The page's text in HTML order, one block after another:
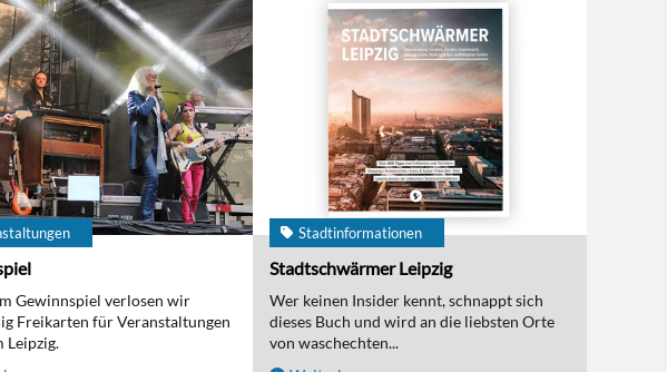
Gewinnspiel verlosen wir
Freikarten für Veranstaltungen
Leipzig.
Stadtinformationen
Stadtschwärmer Leipzig
Wer keinen Insider kennt, schnappt sich
dieses Buch und wird an die liebsten Orte
von waschechten...